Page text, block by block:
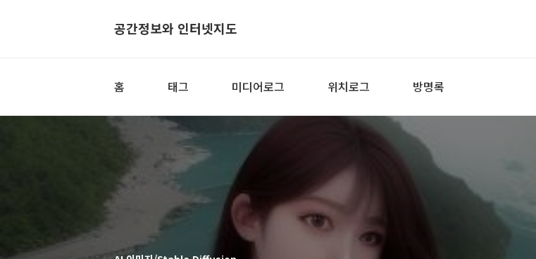
공간정보와 인터넷지도
홈 태그 미디어로그 위치로그 방명록